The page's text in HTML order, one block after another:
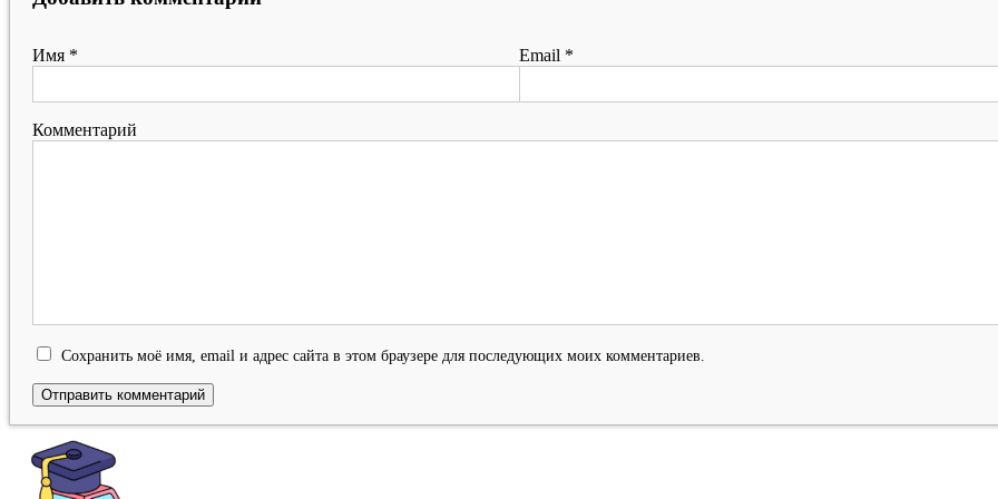
Имя * Email *
Комментарий
Сохранить моё имя, email и адрес сайта в этом браузере для последующих моих комментариев.